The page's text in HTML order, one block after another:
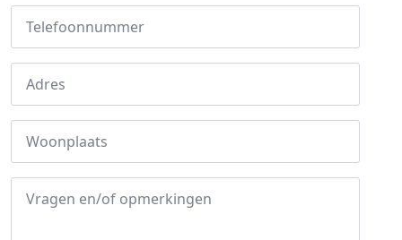
Telefoonnummer
Adres
Woonplaats
Message